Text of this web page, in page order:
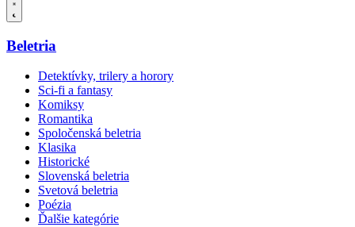
Beletria
Detektívky, trilery a horory
Sci-fi a fantasy
Komiksy
Romantika
Spoločenská beletria
Klasika
Historické
Slovenská beletria
Svetová beletria
Poézia
Ďalšie kategórie